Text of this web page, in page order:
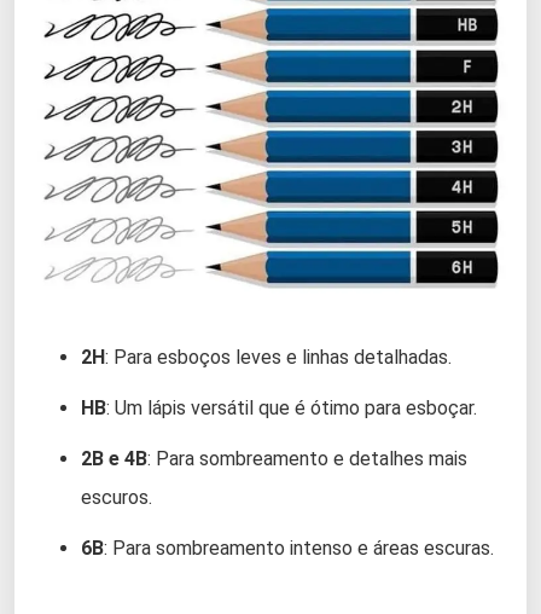
2H: Para esboços leves e linhas detalhadas.
HB: Um lápis versátil que é ótimo para esboçar.
2B e 4B: Para sombreamento e detalhes mais
escuros.
6B: Para sombreamento intenso e áreas escuras.